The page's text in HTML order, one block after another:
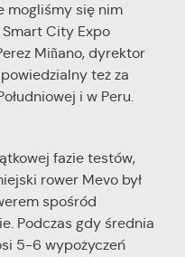
mogliśmy się nim
City Expo
Miñano, dyrektor
też za
i w Peru.
fazie testów,
rower Mevo był
spośród
Podczas gdy średnia
5-6 wypożyczeń